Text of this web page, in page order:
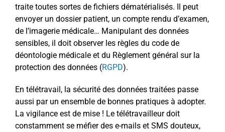
traite toutes sortes de fichiers dématérialisés. Il peut
envoyer un dossier patient, un compte rendu d’examen,
de l’imagerie médicale… Manipulant des données
sensibles, il doit observer les règles du code de
déontologie médicale et du Règlement général sur la
protection des données (RGPD).
En télétravail, la sécurité des données traitées passe
aussi par un ensemble de bonnes pratiques à adopter.
La vigilance est de mise ! Le télétravailleur doit
constamment se méfier des e-mails et SMS douteux,